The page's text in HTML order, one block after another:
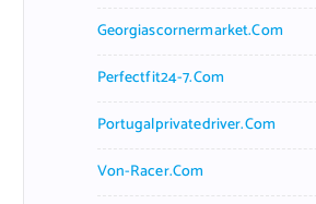
Georgiascornermarket.com
Perfectfit24-7.com
Portugalprivatedriver.com
Von-Racer.com